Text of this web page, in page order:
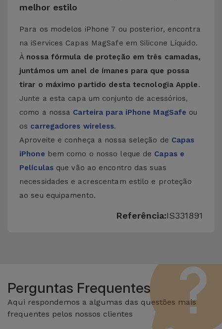
melhor estilo
Para os modelos iPhone 7 ou posterior, encontra
na iServices Capas MagSafe em Silicone Líquido.
À nossa fórmula de proteção em três camadas,
juntámos um anel de ímanes para que possa
tirar o máximo partido desta tecnologia Apple.
Junte a esta capa um conjunto de acessórios,
como a nossa Carteira para iPhone MagSafe ou
os carregadores wireless.
Aproveite e conheça a nossa seleção de Capas
iPhone bem como o nosso leque de Capas e
Películasque vão ao encontro das suas
necessidades e acrescentam estilo e proteção
ao seu equipamento.
Referência:IS331891
Perguntas Frequentes
Aqui respondemos a algumas das questões mais
frequentes pelos nossos clientes